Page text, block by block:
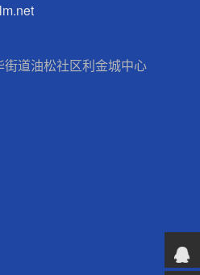
道油松社区利金城中心